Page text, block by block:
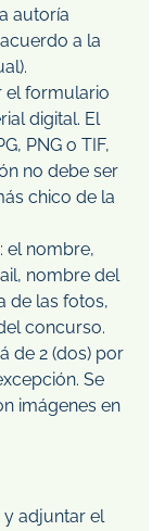
autoría
a la
el formulario
digital. El
PNG o TIF,
no debe ser
chico de la
el nombre,
nombre del
de las fotos,
concurso.
de 2 (dos) por
Se
imágenes en
adjuntar el